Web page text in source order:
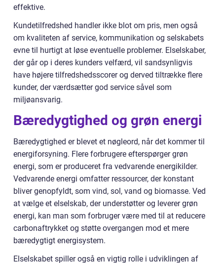
effektive.
Kundetilfredshed handler ikke blot om pris, men også
om kvaliteten af service, kommunikation og selskabets
evne til hurtigt at løse eventuelle problemer. Elselskaber,
der går op i deres kunders velfærd, vil sandsynligvis
have højere tilfredshedsscorer og derved tiltrække flere
kunder, der værdsætter god service såvel som
miljøansvarig.
Bæredygtighed og grøn energi
Bæredygtighed er blevet et nøgleord, når det kommer til
energiforsyning. Flere forbrugere efterspørger grøn
energi, som er produceret fra vedvarende energikilder.
Vedvarende energi omfatter ressourcer, der konstant
bliver genopfyldt, som vind, sol, vand og biomasse. Ved
at vælge et elselskab, der understøtter og leverer grøn
energi, kan man som forbruger være med til at reducere
carbonaftrykket og støtte overgangen mod et mere
bæredygtigt energisystem.
Elselskabet spiller også en vigtig rolle i udviklingen af